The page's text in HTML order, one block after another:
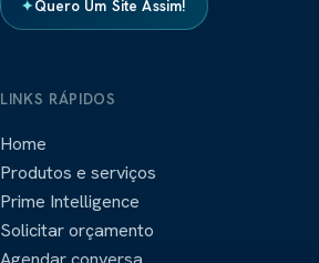
✦Quero Um Site Assim!
LINKS RÁPIDOS
Home
Produtos e serviços
Prime Intelligence
Solicitar orçamento